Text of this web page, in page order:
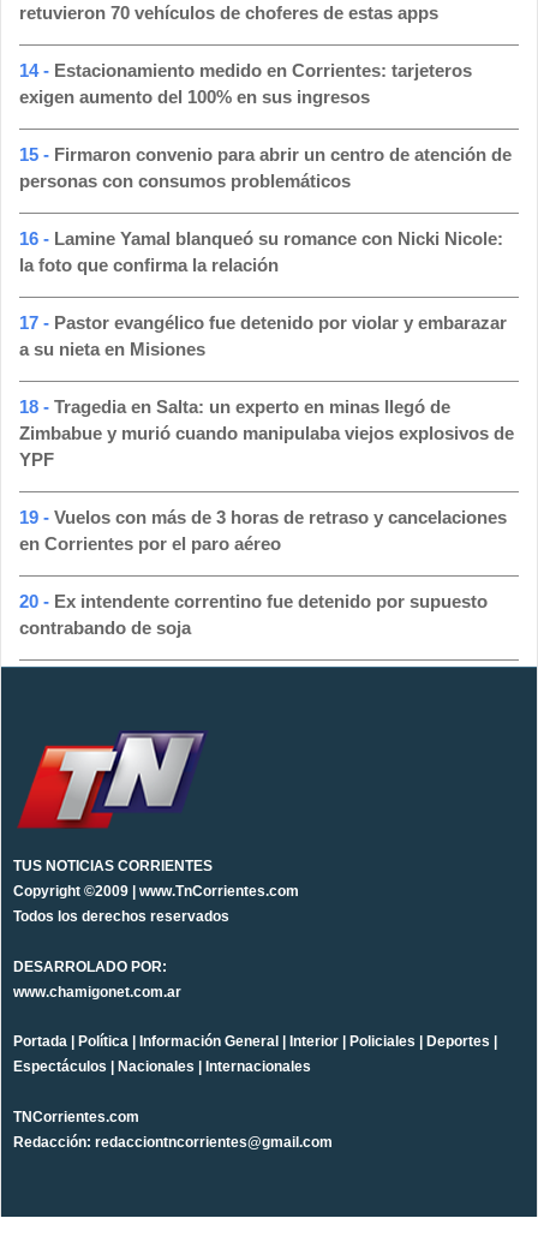
retuvieron 70 vehículos de choferes de estas apps
14 - Estacionamiento medido en Corrientes: tarjeteros
exigen aumento del 100% en sus ingresos
15 - Firmaron convenio para abrir un centro de atención de
personas con consumos problemáticos
16 - Lamine Yamal blanqueó su romance con Nicki Nicole:
la foto que confirma la relación
17 - Pastor evangélico fue detenido por violar y embarazar
a su nieta en Misiones
18 - Tragedia en Salta: un experto en minas llegó de
Zimbabue y murió cuando manipulaba viejos explosivos de
YPF
19 - Vuelos con más de 3 horas de retraso y cancelaciones
en Corrientes por el paro aéreo
20 - Ex intendente correntino fue detenido por supuesto
contrabando de soja
TUS NOTICIAS CORRIENTES
Copyright ©2009 | www.TnCorrientes.com
Todos los derechos reservados
DESARROLADO POR:
www.chamigonet.com.ar
Portada Política Información General Interior Policiales Deportes
Espectáculos
Nacionales Internacionales
TNCorrientes.com
Redacción: redacciontncorrientes@gmail.com